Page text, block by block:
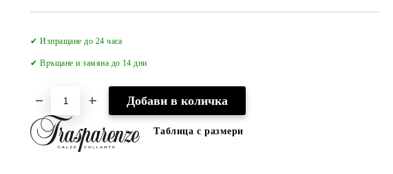
✔ Изпращане до 24 часа
✔ Връщане и замяна до 14 дни
Таблица с размери